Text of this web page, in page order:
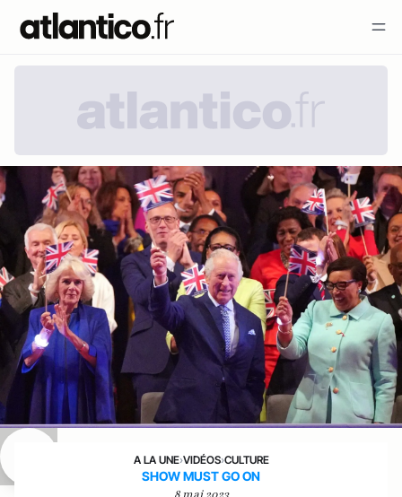
A LA UNE›VIDÉOS›CULTURE
SHOW MUST GO ON
8 mai 2023